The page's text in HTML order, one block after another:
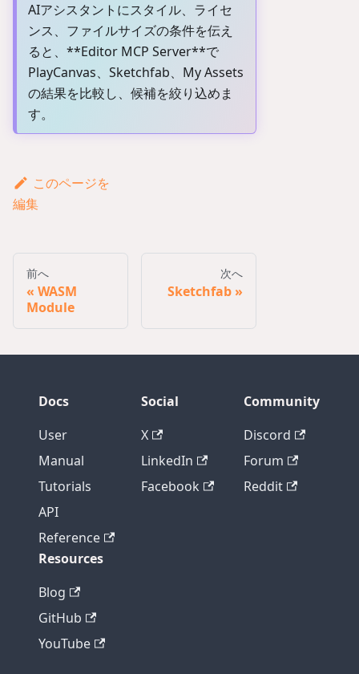
AIアシスタントにスタイル、ライセ
ンス、ファイルサイズの条件を伝え
ると、**Editor MCP Server**で
PlayCanvas、Sketchfab、My Assets
の結果を比較し、候補を絞り込めま
す。
このページを
編集
前へ
WASM
Module
次へ
Sketchfab
Docs
User
Manual
Tutorials
API
Reference
Social
X
LinkedIn
Facebook
Community
Discord
Forum
Reddit
Resources
Blog
GitHub
YouTube